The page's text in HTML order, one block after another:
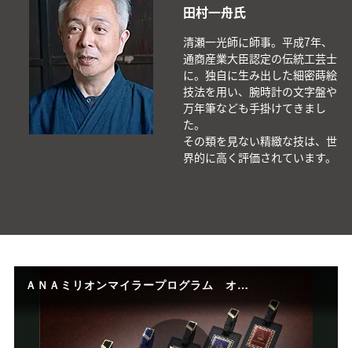
田村一舟氏
清瀬一光師に師事。平成7年、
通商産業大臣認定の伝統工芸士
に。独自に生み出した細密蒔絵
技法を用い、腕時計の文字盤や
万年筆なども手掛けてきまし
た。
その類を見ない精緻な技は、世
界的に高く評価されています。
ＡＮＡミリオンマイラープログラム オリジナルネームタグ "時の証"